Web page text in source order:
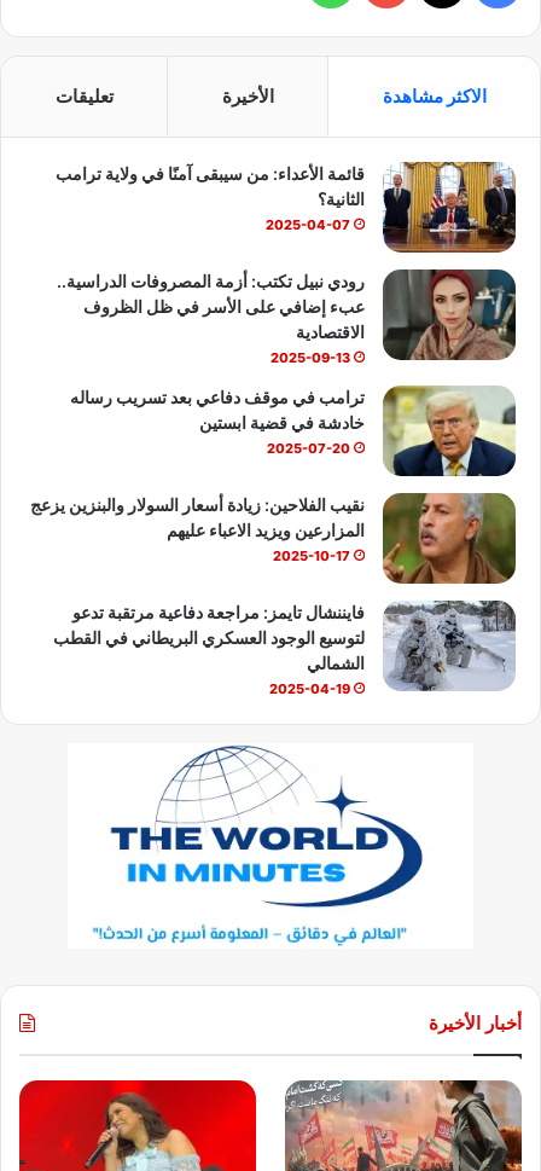
ي
و
ك
X
Y
T
u
e
ا
ا
ب
الاكثر مشاهدة الأخيرة تعليقات
قائمة الأعداء: من سيبقى آمنًا في ولاية ترامب
الثانية؟
2025-04-07
رودي نبيل تكتب: أزمة المصروفات الدراسية..
عبء إضافي على الأسر في ظل الظروف
الاقتصادية
2025-09-13
ترامب في موقف دفاعي بعد تسريب رساله
خادشة في قضية ابستين
2025-07-20
نقيب الفلاحين: زيادة أسعار السولار والبنزين يزعج
المزارعين ويزيد الاعباء عليهم
2025-10-17
فايننشال تايمز: مراجعة دفاعية مرتقبة تدعو
لتوسيع الوجود العسكري البريطاني في القطب
الشمالي
2025-04-19
أخبار الأخيرة